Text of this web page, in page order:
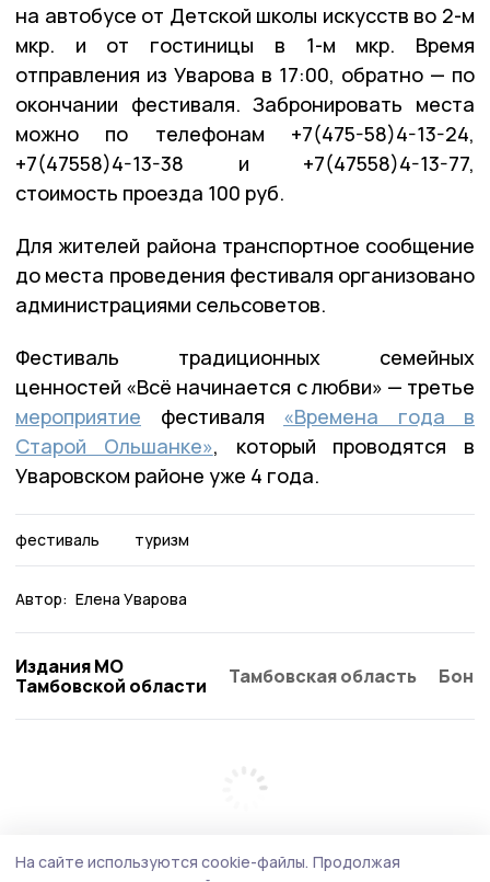
на автобусе от Детской школы искусств во 2-м
мкр. и от гостиницы в 1-м мкр. Время
отправления из Уварова в 17:00, обратно — по
окончании фестиваля. Забронировать места
можно по телефонам +7(475-58)4-13-24,
+7(47558)4-13-38 и +7(47558)4-13-77,
стоимость проезда 100 руб.
Для жителей района транспортное сообщение
до места проведения фестиваля организовано
администрациями сельсоветов.
Фестиваль традиционных семейных
ценностей «Всё начинается с любви» — третье
мероприятие фестиваля «Времена года в
Старой Ольшанке», который проводятся в
Уваровском районе уже 4 года.
фестиваль туризм
Автор: Елена Уварова
Издания МО
Тамбовской области
Тамбовская область
На сайте используются cookie-файлы. Продолжая